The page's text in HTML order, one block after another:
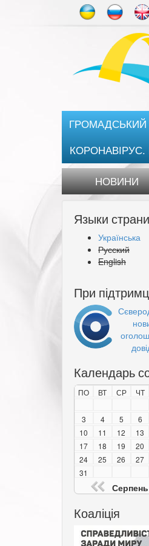
ГРОМАДСЬКИЙ
НОВИНИ
Языки
Українська
Русский
English
При
Календарь
ПО ВТ СР ЧТ
3
4 5 6
10
11 12 13
17
18 19 20
24
25 26 27
31
Коаліція